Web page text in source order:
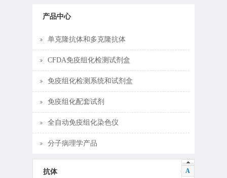
产品中心
单克隆抗体和多克隆抗体
CFDA免疫组化检测试剂盒
免疫组化检测系统和试剂盒
免疫组化配套试剂
全自动免疫组化染色仪
分子病理学产品
抗体
A